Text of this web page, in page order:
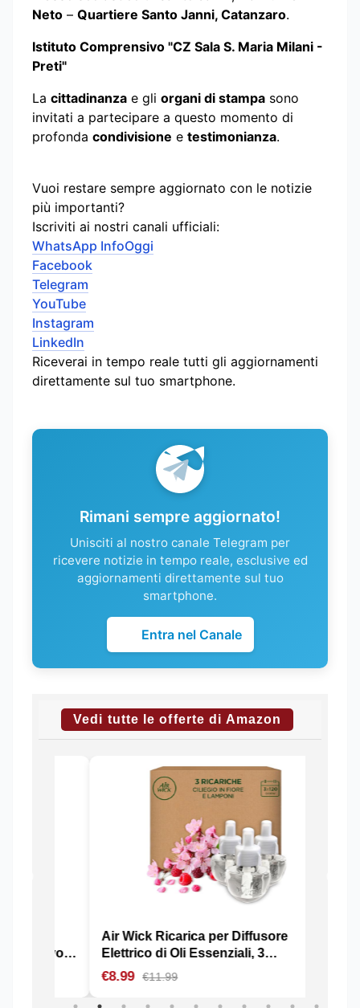
Neto – Quartiere Santo Janni, Catanzaro.
Istituto Comprensivo "CZ Sala S. Maria Milani -
Preti"
La cittadinanza e gli organi di stampa sono
invitati a partecipare a questo momento di
profonda condivisione e testimonianza.
Vuoi restare sempre aggiornato con le notizie
più importanti?
Iscriviti ai nostri canali ufficiali:
WhatsApp InfoOggi
Facebook
Telegram
YouTube
Instagram
LinkedIn
Riceverai in tempo reale tutti gli aggiornamenti
direttamente sul tuo smartphone.
Rimani sempre aggiornato!
Unisciti al nostro canale Telegram per
ricevere notizie in tempo reale, esclusive ed
aggiornamenti direttamente sul tuo
smartphone.
Entra nel Canale